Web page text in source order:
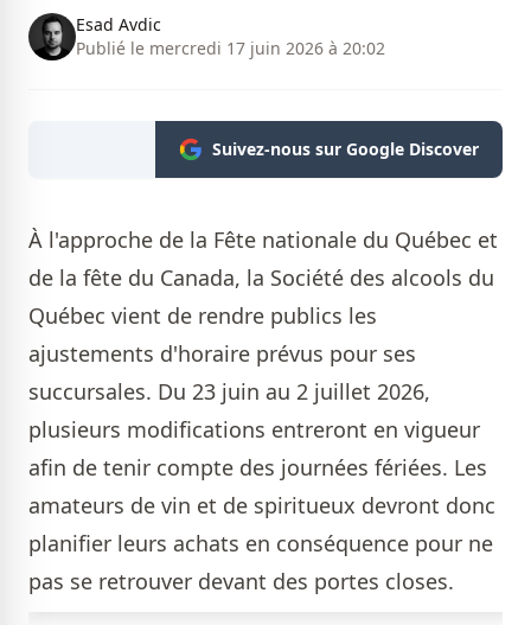
Esad Avdic
Publié le mercredi 17 juin 2026 à 20:02
Suivez-nous sur Google Discover
À l'approche de la Fête nationale du Québec et
de la fête du Canada, la Société des alcools du
Québec vient de rendre publics les
ajustements d'horaire prévus pour ses
succursales. Du 23 juin au 2 juillet 2026,
plusieurs modifications entreront en vigueur
afin de tenir compte des journées fériées. Les
amateurs de vin et de spiritueux devront donc
planifier leurs achats en conséquence pour ne
pas se retrouver devant des portes closes.